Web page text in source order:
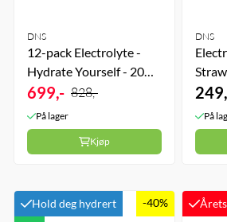
DNS
12-pack Electrolyte -
Hydrate Yourself - 20
Brusetabletter -
Strawberry
699,- 828,-
På lager
Kjøp
DNS
På
Hold deg hydrert
-40%